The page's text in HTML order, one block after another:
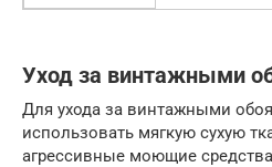
Уход за винтажными
Для ухода за винтажными
использовать мягкую сухую
агрессивные моющие